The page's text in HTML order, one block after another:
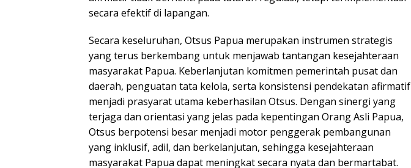
secara efektif di lapangan.
Secara keseluruhan, Otsus Papua merupakan instrumen strategis
yang terus berkembang untuk menjawab tantangan kesejahteraan
masyarakat Papua. Keberlanjutan komitmen pemerintah pusat dan
daerah, penguatan tata kelola, serta konsistensi pendekatan afirmatif
menjadi prasyarat utama keberhasilan Otsus. Dengan sinergi yang
terjaga dan orientasi yang jelas pada kepentingan Orang Asli Papua,
Otsus berpotensi besar menjadi motor penggerak pembangunan
yang inklusif, adil, dan berkelanjutan, sehingga kesejahteraan
masyarakat Papua dapat meningkat secara nyata dan bermartabat.